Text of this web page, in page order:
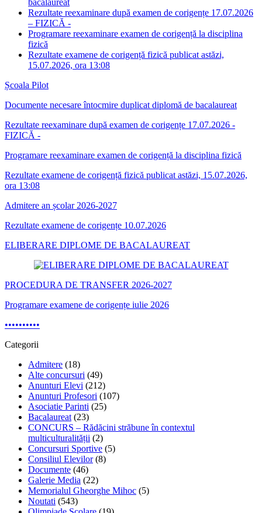
bacalaureat
Rezultate reexaminare după examen de corigențe 17.07.2026
– FIZICĂ -
Programare reexaminare examen de corigență la disciplina
fizică
Rezultate examene de corigență fizică publicat astăzi,
15.07.2026, ora 13:08
Școala Pilot
Documente necesare întocmire duplicat diplomă de bacalaureat
Rezultate reexaminare după examen de corigențe 17.07.2026 -
FIZICĂ -
Programare reexaminare examen de corigență la disciplina fizică
Rezultate examene de corigență fizică publicat astăzi, 15.07.2026,
ora 13:08
Admitere an școlar 2026-2027
Rezultate examene de corigențe 10.07.2026
ELIBERARE DIPLOME DE BACALAUREAT
PROCEDURA DE TRANSFER 2026-2027
Programare examene de corigențe iulie 2026
••••••••••
Categorii
Admitere (18)
Alte concursuri (49)
Anunturi Elevi (212)
Anunturi Profesori (107)
Asociatie Parinti (25)
Bacalaureat(23)
CONCURS – Rădăcini străbune în contextul
multiculturalității (2)
Concursuri Sportive (5)
Consiliul Elevilor(8)
Documente (46)
Galerie Media (22)
Memorialul Gheorghe Mihoc (5)
Noutati (543)